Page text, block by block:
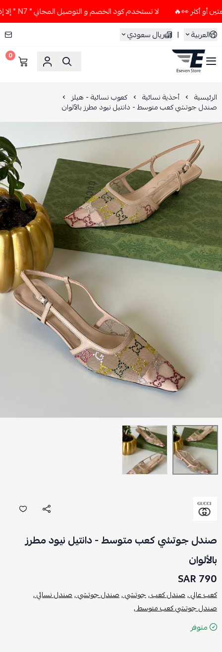
لا تستخدم كود الخصم و التوصيل المجاني " N7 " إلا إذا طلبت قطعتين أو أكثر 👀🔥
العربية
| ريال سعودي
ESEVEN STORE
0
الرئيسية أحذية نسائية كعوب نسائية - هيلز
صندل جوتشي كعب متوسط - دانتيل نيود مطرز بالألوان
صندل جوتشي كعب متوسط - دانتيل نيود مطرز
بالألوان
790 SAR
كعب عالي ,صندل كعب ,جوتشي ,صندل جوتشي ,صندل نسائي ,
صندل جوتشي كعب متوسط ,
متوفر